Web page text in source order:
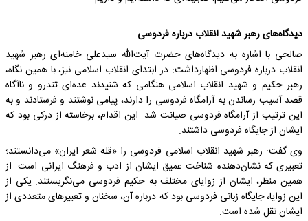
دیدگاه‌های رهبر شهید انقلاب درباره فردوسی
صالحی با اشاره به دیدگاه‌های حضرت آیت‌الله سیدعلی خامنه‌ای رهبر شهید
انقلاب درباره فردوسی اظهارداشت: در ابتدای انقلاب اسلامی نیز، با همین نگاه،
رهبر حکیم و شهید انقلاب اسلامی هنگامی که شنیدند عده‌ای تندرو و ناآگاه
قصد آسیب رساندن به آرامگاه فردوسی را دارند، پیامی نوشتند و فرستادند و به
این ترتیب از آرامگاه فردوسی صیانت شد. این اقدام، برخاسته از درکی بود که
ایشان از جایگاه فردوسی داشتند.
وی گفت: رهبر شهید انقلاب اسلامی فردوسی را «قله شعر ایران» می‌دانستند؛
تعبیری که نشان‌دهنده شناخت عمیق ایشان از ادب و فرهنگ ایرانی است. از
همین منظر، ایشان از زوایای مختلف به حکیم فردوسی می‌نگریستند. یکی از
این زوایا، جایگاه زبانی فردوسی بود که درباره آن، سخنان و تعبیرهای متعددی از
ایشان نقل شده است.